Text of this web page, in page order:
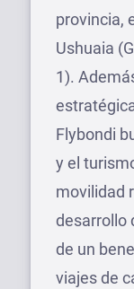
provincia,
Ushuaia
1).
Flybondi
y el
movilidad
desarrollo
de un
viajes de